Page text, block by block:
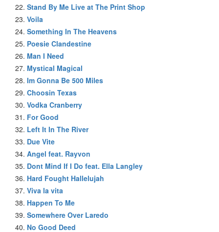
Stand By Me Live at The Print Shop
Voila
Something In The Heavens
Poesie Clandestine
Man I Need
Mystical Magical
Im Gonna Be 500 Miles
Choosin Texas
Vodka Cranberry
For Good
Left It In The River
Due Vite
Angel feat. Rayvon
Dont Mind If I Do feat. Ella Langley
Hard Fought Hallelujah
Viva la vita
Happen To Me
Somewhere Over Laredo
No Good Deed